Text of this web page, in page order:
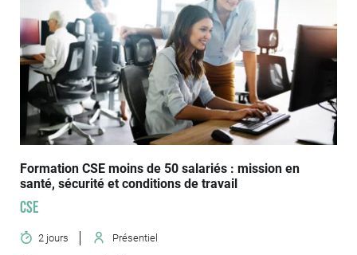
Formation CSE moins de 50 salariés : mission en
santé, sécurité et conditions de travail
CSE
2 jours Présentiel